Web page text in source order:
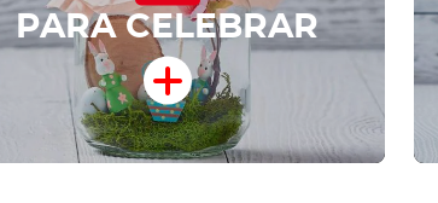
PARA CELEBRAR